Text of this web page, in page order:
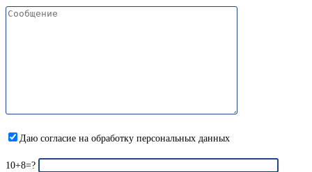
Даю согласие на обработку персональных данных
10+8=?